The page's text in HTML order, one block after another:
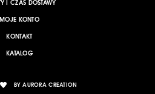
I CZAS DOSTAWY
MOJE KONTO
KONTAKT
KATALOG
BYAURORA CREATION